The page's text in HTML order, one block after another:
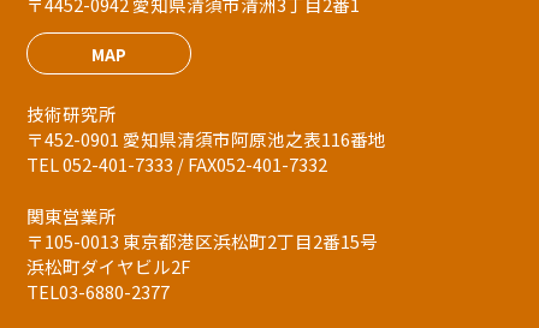
MAP
技術研究所
〒452-0901 愛知県清須市阿原池之表116番地
TEL 052-401-7333 / FAX052-401-7332
関東営業所
〒105-0013 東京都港区浜松町2丁目2番15号
浜松町ダイヤビル2F
TEL03-6880-2377